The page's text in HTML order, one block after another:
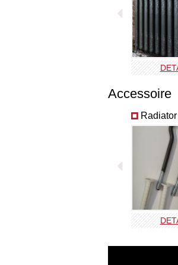
Accessoire